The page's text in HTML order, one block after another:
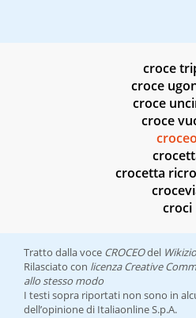
croce
croce
croce
croce
croceo
crocetta
croci
Tratto dalla voce CROCEOdel
Rilasciato con licenza Creative
allo stesso modo
I testi sopra riportati non sono in
dell’opinione di Italiaonline S.p.A.